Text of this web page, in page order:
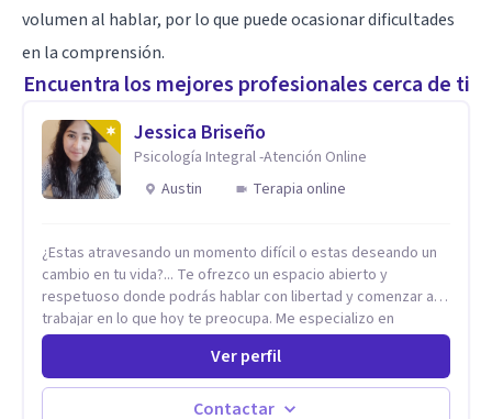
volumen al hablar, por lo que puede ocasionar dificultades
en la comprensión.
Encuentra los mejores profesionales cerca de ti
Jessica Briseño
Psicología Integral -Atención Online
Austin
Terapia online
¿Estas atravesando un momento difícil o estas deseando un
cambio en tu vida?... Te ofrezco un espacio abierto y
respetuoso donde podrás hablar con libertad y comenzar a
trabajar en lo que hoy te preocupa. Me especializo en
Trastornos de Ansiedad y a lo largo de mi experiencia
profesional he acompañado a muchas Familias y Parejas con
distintas problemáticas como el manejo del estrés,
Autoestima, Gestión de la Ira, Depresión, Retos en la Crianza,
Ver perfil
Contactar